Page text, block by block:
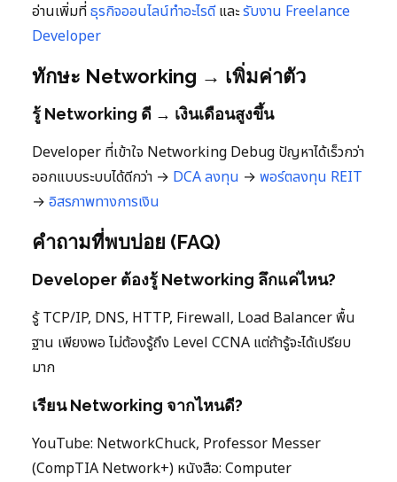
อ่านเพิ่มที่ธุรกิจออนไลน์ทำอะไรดีและรับงาน Freelance
Developer
ทักษะ Networking → เพิ่มค่าตัว
รู้ Networking ดี → เงินเดือนสูงขึ้น
Developer ที่เข้าใจ Networking Debug ปัญหาได้เร็วกว่า
ออกแบบระบบได้ดีกว่า → DCA ลงทุน → พอร์ตลงทุน REIT
→ อิสรภาพทางการเงิน
คำถามที่พบบ่อย (FAQ)
Developer ต้องรู้ Networking ลึกแค่ไหน?
รู้ TCP/IP, DNS, HTTP, Firewall, Load Balancer พื้น
ฐาน เพียงพอ ไม่ต้องรู้ถึง Level CCNA แต่ถ้ารู้จะได้เปรียบ
มาก
เรียน Networking จากไหนดี?
YouTube: NetworkChuck, Professor Messer
(CompTIA Network+) หนังสือ: Computer